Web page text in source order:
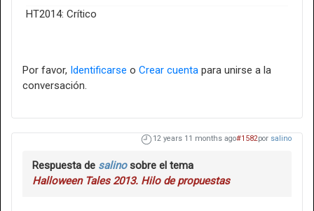
HT2014: Crítico
Por favor, Identificarse o Crear cuenta para unirse a la
conversación.
12 years 11 months ago#1582por salino
Respuesta de salinosobre el tema
Halloween Tales 2013. Hilo de propuestas